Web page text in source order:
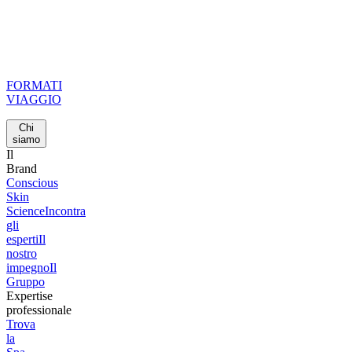
FORMATI
VIAGGIO
Chi
siamo
Il
Brand
Conscious
Skin
ScienceIncontra
gli
espertiIl
nostro
impegnoIl
Gruppo
Expertise
professionale
Trova
la